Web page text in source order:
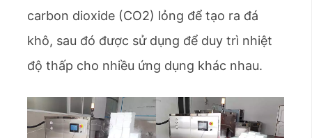
carbon dioxide (CO2) lỏng để tạo ra đá
khô, sau đó được sử dụng để duy trì nhiệt
độ thấp cho nhiều ứng dụng khác nhau.